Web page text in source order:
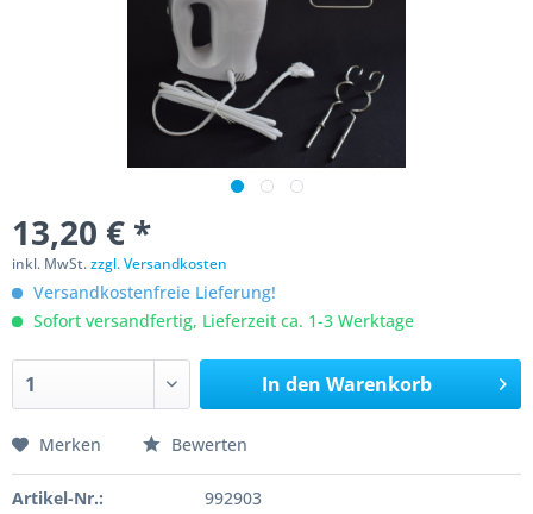
13,20 € *
inkl. MwSt.zzgl. Versandkosten
Versandkostenfreie Lieferung!
Sofort versandfertig, Lieferzeit ca. 1-3 Werktage
In den Warenkorb
Merken Bewerten
Artikel-Nr.:
992903